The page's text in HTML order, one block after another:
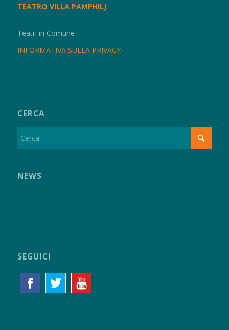
TEATRO VILLA PAMPHILJ
Teatri in Comune
INFORMATIVA SULLA PRIVACY
CERCA
NEWS
SEGUICI